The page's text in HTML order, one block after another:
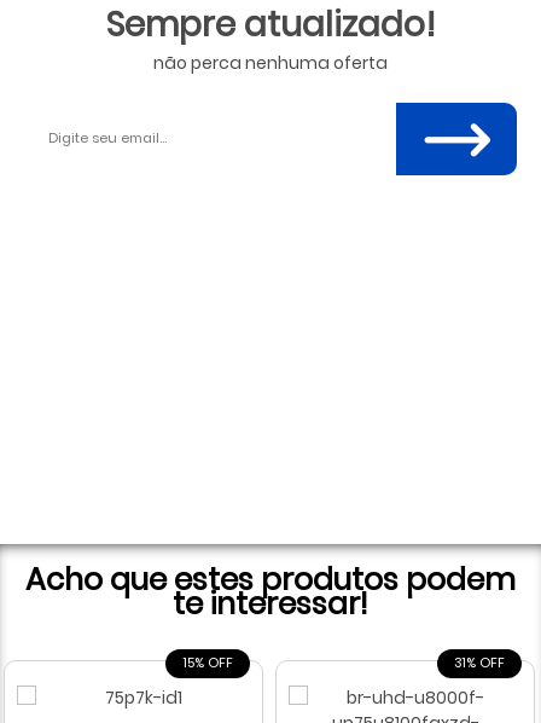
Sempre atualizado!
não perca nenhuma oferta
Acho que estes produtos podem
te interessar!
15% OFF 31% OFF